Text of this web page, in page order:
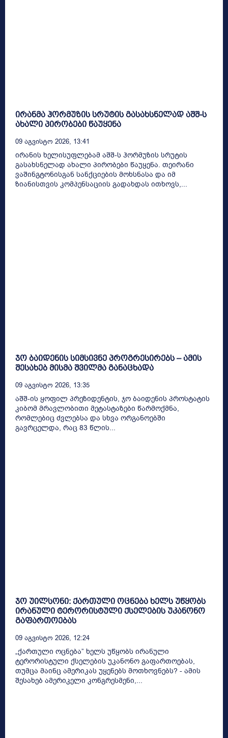
ირანმა ჰორმუზის სრუტის გასახსნელად აშშ-ს
ახალი პირობები წაუყენა
09 Აგვისტო 2026, 13:41
ირანის ხელისუფლებამ აშშ-ს ჰორმუზის სრუტის
გასახსნელად ახალი პირობები წაუყენა. თეირანი
ვაშინგტონისგან სანქციების მოხსნასა და იმ
ზიანისთვის კომპენსაციის გადახდას ითხოვს,...
ჯო ბაიდენის სიმსივნე პროგრესირებს – ამის
შესახებ მისმა შვილმა განაცხადა
09 Აგვისტო 2026, 13:35
აშშ-ის ყოფილ პრეზიდენტის, ჯო ბაიდენის პროსტატის
კიბომ მრავლობითი მეტასტაზები წარმოქმნა,
რომლებიც ძვლებსა და სხვა ორგანოებში
გავრცელდა, რაც 83 წლის...
ჯო უილსონი: ქართული ოცნება ხელს უწყობს
ირანული ტერორისტული ქსელების უკანონო
გაფართოებას
09 Აგვისტო 2026, 12:24
„ქართული ოცნება” ხელს უწყობს ირანული
ტერორისტული ქსელების უკანონო გაფართოებას,
თუმცა მაინც ამერიკას უყენებს მოთხოვნებს? - ამის
შესახებ ამერიკელი კონგრესმენი,...